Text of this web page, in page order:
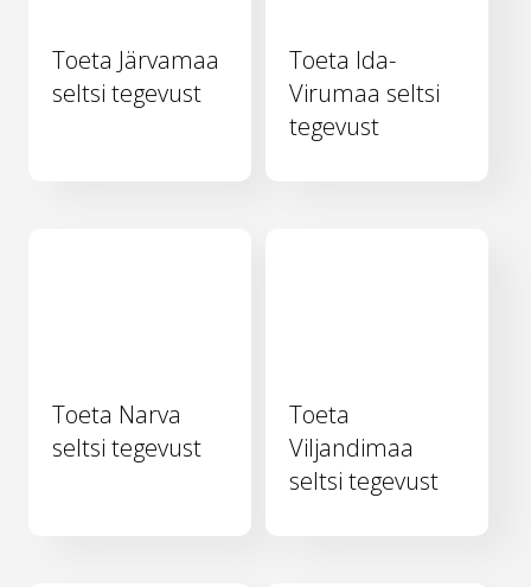
Toeta Järvamaa
seltsi tegevust
Toeta Ida-
Virumaa seltsi
tegevust
Toeta Narva
seltsi tegevust
Toeta
Viljandimaa
seltsi tegevust